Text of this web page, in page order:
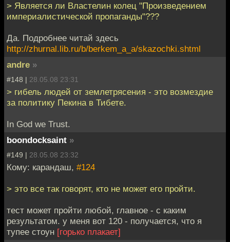
> Является ли Властелин колец "Произведением
империалистической пропаганды"???
Да. Подробнее читай здесь
http://zhurnal.lib.ru/b/berkem_a_a/skazochki.shtml
andre »
#148 | 28.05.08 23:31
> гибель людей от землетрясения - это возмездие
за политику Пекина в Тибете.
In God we Trust.
boondocksaint »
#149 | 28.05.08 23:32
Кому: карандаш, #124
> это все так говорят, кто не может его пройти.
тест может пройти любой, главное - с каким
результатом. у меня вот 120 - получается, что я
тупее стоун [горько плакает]